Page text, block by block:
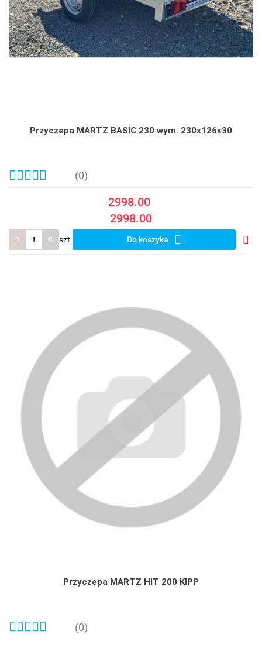
Przyczepa MARTZ BASIC 230 wym. 230x126x30
(0)
2998.00
2998.00
szt. Do koszyka
Przyczepa MARTZ HIT 200 KIPP
(0)